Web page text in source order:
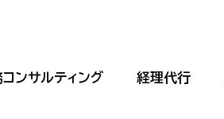
ンサルティング 経理代行